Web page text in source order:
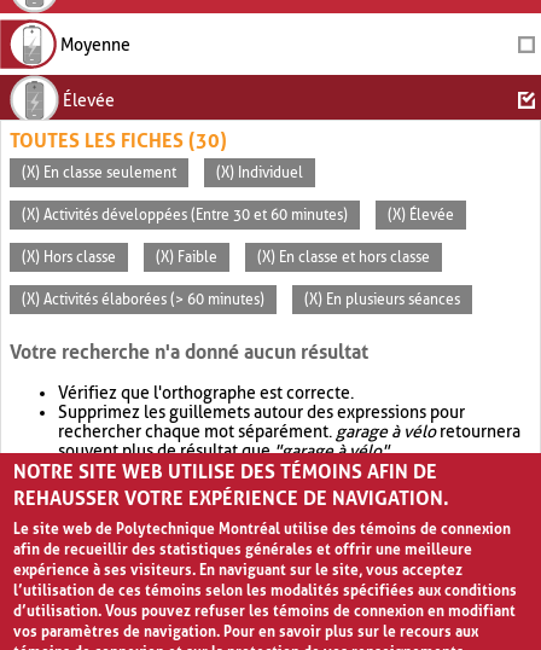
Moyenne
Élevée
TOUTES LES FICHES (30)
(X) En classe seulement (X) Individuel
(X) Activités développées (Entre 30 et 60 minutes) (X) Élevée
(X) Hors classe (X) Faible (X) En classe et hors classe
(X) Activités élaborées (> 60 minutes) (X) En plusieurs séances
Votre recherche n'a donné aucun résultat
Vérifiez que l'orthographe est correcte.
Supprimez les guillemets autour des expressions pour
rechercher chaque mot séparément. garage à véloretournera
souvent plus de résultat que"garage à vélo".
Envisagez d'élargir votre recherche avec OR.garage OR vélo
retournera souvent plus de résultat quegarage à vélo
NOTRE SITE WEB UTILISE DES TÉMOINS AFIN DE
REHAUSSER VOTRE EXPÉRIENCE DE NAVIGATION.
Le site web de Polytechnique Montréal utilise des témoins de connexion
afin de recueillir des statistiques générales et offrir une meilleure
expérience à ses visiteurs. En naviguant sur le site, vous acceptez
l’utilisation de ces témoins selon les modalités spécifiées aux conditions
d’utilisation. Vous pouvez refuser les témoins de connexion en modifiant
vos paramètres de navigation. Pour en savoir plus sur le recours aux